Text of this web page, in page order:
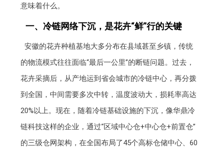
意味着什么。
一、冷链网络下沉，是花卉“鲜”行的关键
安徽的花卉种植基地大多分布在县域甚至乡镇，传统
的物流模式往往面临“最后一公里”的断链问题。过去，
花卉采摘后，从产地运到省会城市的冷链中心，再分拨
到全国，中间需要多次中转，温度波动大，损耗率高达
20%以上。现在，随着冷链基础设施的下沉，像华鼎冷
链科技这样的企业，通过“区域中心仓+中心仓+前置仓”
的三级仓网架构，在全国布局了45个高标仓储中心、60